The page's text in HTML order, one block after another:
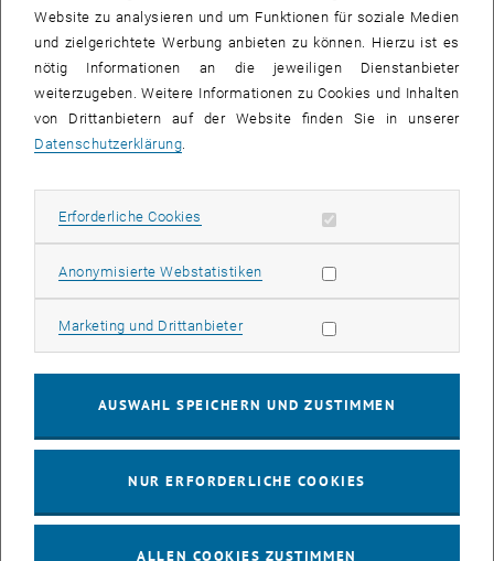
EMBA Online Info Session mit Dekan Prof. Dr. Wolfgang
28 Juli 2026
28
JULI 26
16:00-bis
17:00
INFORMATIONSVERANSTALTUNG Online, via Zoom
Info Session Learning Journey Turin
03
INFORMATIONSVERANSTALTUNG Online, Via Zoom
Website zu analysieren und um Funktionen für soziale Medien
und zielgerichtete Werbung anbieten zu können. Hierzu ist es
nötig Informationen an die jeweiligen Dienstanbieter
weiterzugeben. Weitere Informationen zu Cookies und Inhalten
von Drittanbietern auf der Website finden Sie in unserer
Datenschutzerklärung
Erforderliche Cookies Erforderliche Cookies zulassen
Anonymisierte WebstatistikenStatistik Cookies zulassen
Marketing und DrittanbieterMarketing Cookies zulassen
AUSWAHL SPEICHERN UND ZUSTIMMEN
NUR ERFORDERLICHE COOKIES
ALLEN COOKIES ZUSTIMMEN